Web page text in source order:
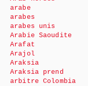
arabe
arabes
arabes unis
Arabie Saoudite
Arafat
Arajol
Araksia
Araksia prend
arbitre Colombia